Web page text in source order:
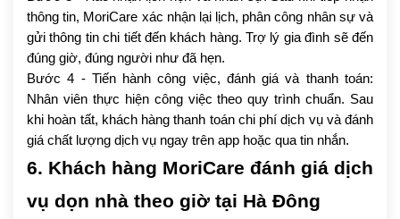
thông tin, MoriCare xác nhận lại lịch, phân công nhân sự và
gửi thông tin chi tiết đến khách hàng. Trợ lý gia đình sẽ đến
đúng giờ, đúng người như đã hẹn.
Bước 4 - Tiến hành công việc, đánh giá và thanh toán:
Nhân viên thực hiện công việc theo quy trình chuẩn. Sau
khi hoàn tất, khách hàng thanh toán chi phí dịch vụ và đánh
giá chất lượng dịch vụ ngay trên app hoặc qua tin nhắn.
6. Khách hàng MoriCare đánh giá dịch
vụ dọn nhà theo giờ tại Hà Đông